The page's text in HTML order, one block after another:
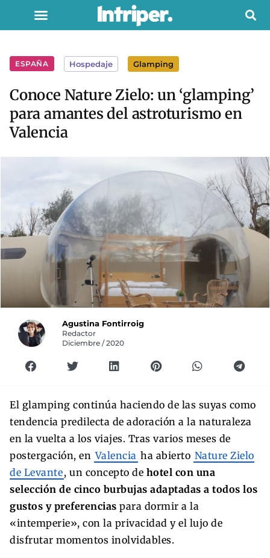
ESPAÑA Hospedaje Glamping
Conoce Nature Zielo: un ‘glamping’
para amantes del astroturismo en
Valencia
Agustina Fontirroig
Redactor
Diciembre / 2020
El glamping continúa haciendo de las suyas como
tendencia predilecta de adoración a la naturaleza
en la vuelta a los viajes. Tras varios meses de
postergación, en Valencia ha abierto Nature Zielo
de Levante, un concepto de hotel con una
selección de cinco burbujas adaptadas a todos los
gustos y preferencias para dormir a la
«intemperie», con la privacidad y el lujo de
disfrutar momentos inolvidables.